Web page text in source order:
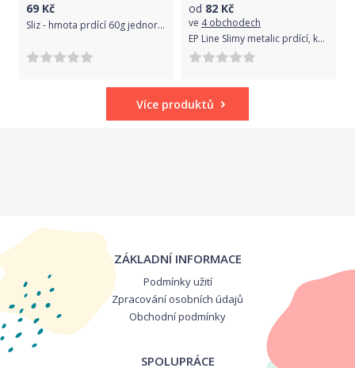
69 Kč
Sliz - hmota prdící 60g jednorožec kůň v plastové krabičce na kartě
od 82 Kč
ve 4 obchodech
EP Line Slimy metalic prdící, kelímek 80g
Více produktů
ZÁKLADNÍ INFORMACE
Podmínky užití
Zpracování osobních údajů
Obchodní podmínky
SPOLUPRÁCE